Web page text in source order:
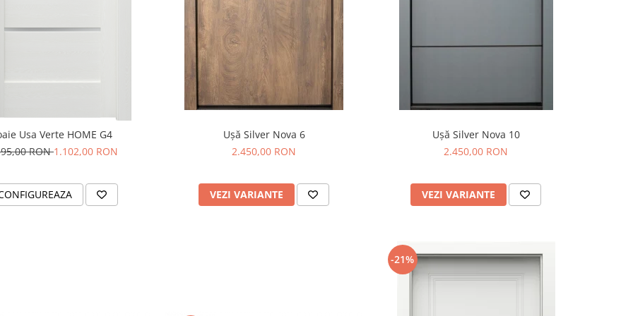
Usa Verte HOME G4
RON1.102,00 RON
Ușă Silver Nova 6
2.450,00 RON
VEZI VARIANTE
Ușă Silver Nova 10
2.450,00 RON
VEZI VARIANTE
-21%